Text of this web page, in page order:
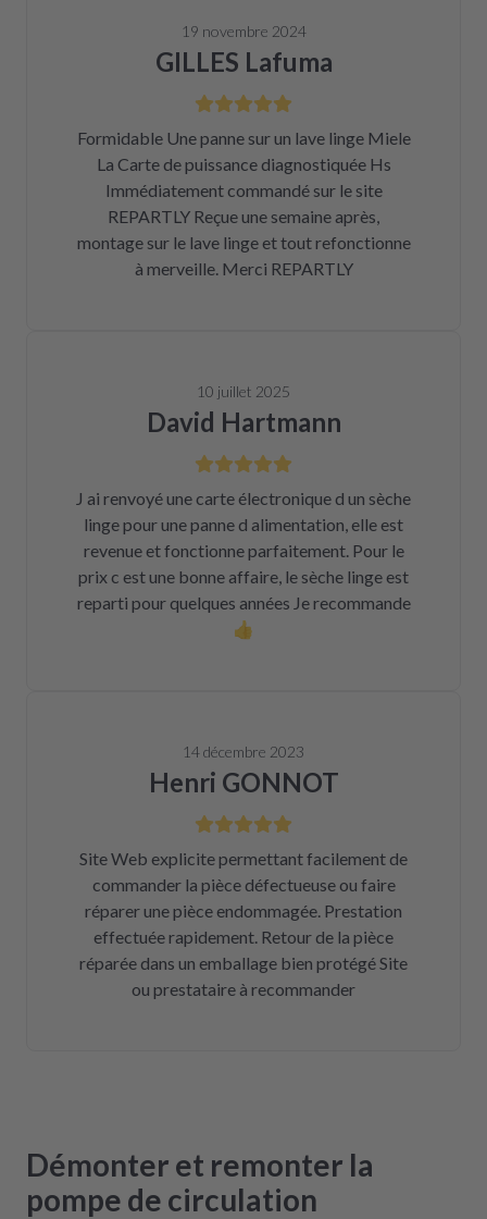
19 novembre 2024
GILLES Lafuma
Formidable Une panne sur un lave linge Miele
La Carte de puissance diagnostiquée Hs
Immédiatement commandé sur le site
REPARTLY Reçue une semaine après,
montage sur le lave linge et tout refonctionne
à merveille. Merci REPARTLY
10 juillet 2025
David Hartmann
J ai renvoyé une carte électronique d un sèche
linge pour une panne d alimentation, elle est
revenue et fonctionne parfaitement. Pour le
prix c est une bonne affaire, le sèche linge est
reparti pour quelques années Je recommande
👍
14 décembre 2023
Henri GONNOT
Site Web explicite permettant facilement de
commander la pièce défectueuse ou faire
réparer une pièce endommagée. Prestation
effectuée rapidement. Retour de la pièce
réparée dans un emballage bien protégé Site
ou prestataire à recommander
Démonter et remonter la
pompe de circulation